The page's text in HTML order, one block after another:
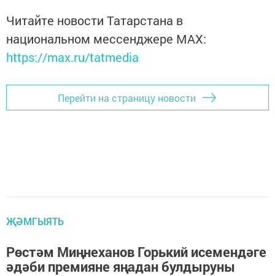
Читайте новости Татарстана в
национальном мессенджере MАХ:
https://max.ru/tatmedia
Перейти на страницу новости
ҖӘМГЫЯТЬ
Рөстәм Миңнеханов Горький исемендәге
әдәби премияне яңадан булдыруны